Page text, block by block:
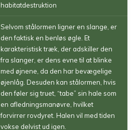
habitatdestruktion
Selvom stålormen ligner en slange, er
den faktisk en benløs øgle. Et
karakteristisk træk, der adskiller den
fra slanger, er dens evne til at blinke
med øjnene, da den har bevægelige
øjenlåg. Desuden kan stålormen, hvis
den føler sig truet, “tabe” sin hale som
en afledningsmanøvre, hvilket
forvirrer rovdyret. Halen vil med tiden
vokse delvist ud igen.